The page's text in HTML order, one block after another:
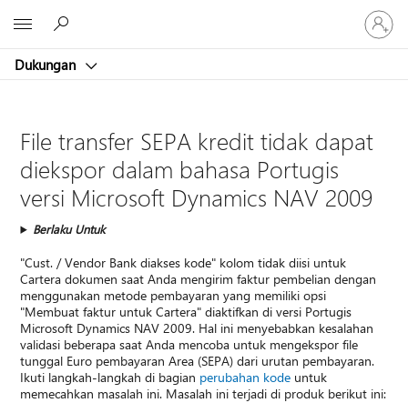
Dukungan
Masuk
ke
akun
File transfer SEPA kredit tidak dapat
diekspor dalam bahasa Portugis
versi Microsoft Dynamics NAV 2009
Berlaku Untuk
"Cust. / Vendor Bank diakses kode" kolom tidak diisi untuk
Cartera dokumen saat Anda mengirim faktur pembelian dengan
menggunakan metode pembayaran yang memiliki opsi
"Membuat faktur untuk Cartera" diaktifkan di versi Portugis
Microsoft Dynamics NAV 2009. Hal ini menyebabkan kesalahan
validasi beberapa saat Anda mencoba untuk mengekspor file
tunggal Euro pembayaran Area (SEPA) dari urutan pembayaran.
Ikuti langkah-langkah di bagian perubahan kode untuk
memecahkan masalah ini. Masalah ini terjadi di produk berikut ini: